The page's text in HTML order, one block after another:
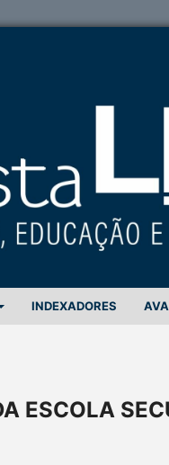
INDEXADORES
ESCOLA